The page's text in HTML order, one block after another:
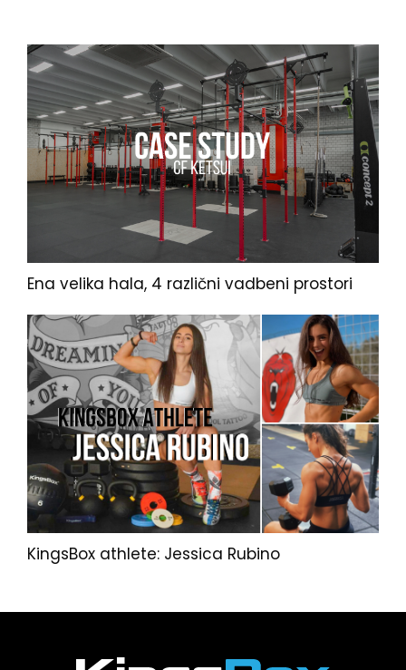
Ena velika hala, 4 različni vadbeni prostori
KingsBox athlete: Jessica Rubino